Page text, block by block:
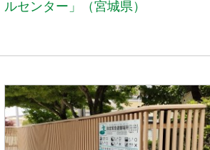
ルセンター」（宮城県）